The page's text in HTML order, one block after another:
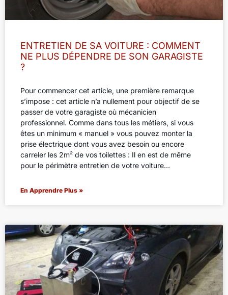
ENTRETIEN DE SA VOITURE : COMMENT
NE PLUS DÉPENDRE DE SON GARAGISTE
?
Pour commencer cet article, une première remarque
s’impose : cet article n’a nullement pour objectif de se
passer de votre garagiste où mécanicien
professionnel. Comme dans tous les métiers, si vous
êtes un minimum « manuel » vous pouvez monter la
prise électrique dont vous avez besoin ou encore
carreler les 2m² de vos toilettes : Il en est de même
pour le périmètre entretien de votre voiture…
En Apprendre Plus »